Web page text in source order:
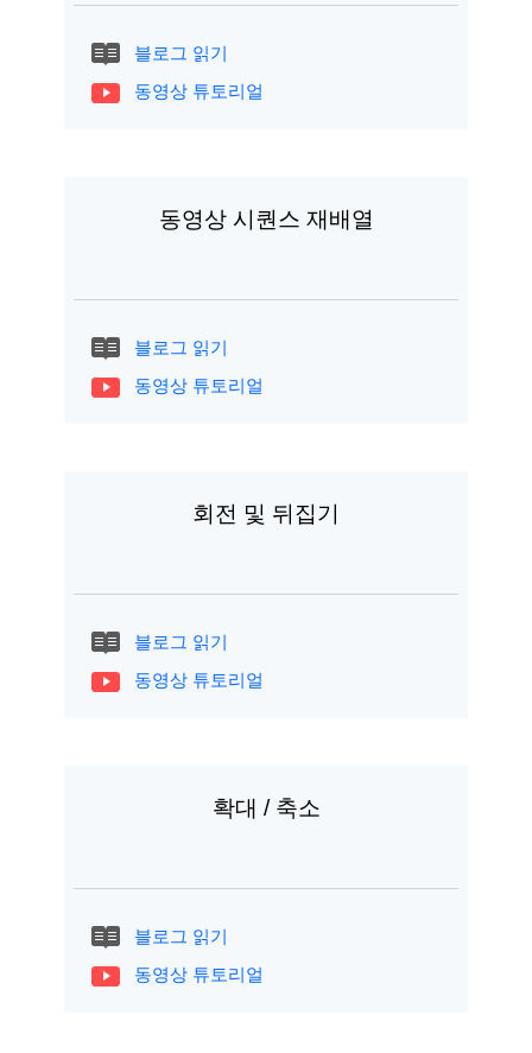
블로그 읽기
동영상 튜토리얼
동영상 시퀀스 재배열
블로그 읽기
동영상 튜토리얼
회전 및 뒤집기
블로그 읽기
동영상 튜토리얼
확대 / 축소
블로그 읽기
동영상 튜토리얼